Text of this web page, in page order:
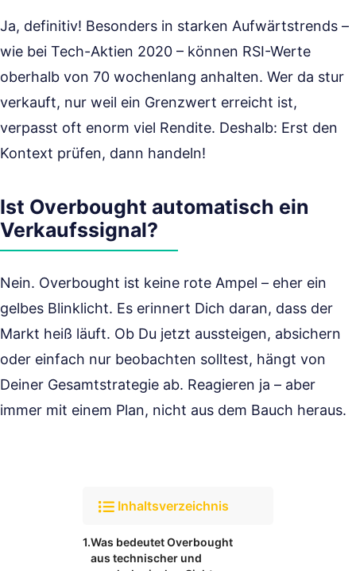
Ja, definitiv! Besonders in starken Aufwärtstrends –
wie bei Tech-Aktien 2020 – können RSI-Werte
oberhalb von 70 wochenlang anhalten. Wer da stur
verkauft, nur weil ein Grenzwert erreicht ist,
verpasst oft enorm viel Rendite. Deshalb: Erst den
Kontext prüfen, dann handeln!
Ist Overbought automatisch ein
Verkaufssignal?
Nein. Overbought ist keine rote Ampel – eher ein
gelbes Blinklicht. Es erinnert Dich daran, dass der
Markt heiß läuft. Ob Du jetzt aussteigen, absichern
oder einfach nur beobachten solltest, hängt von
Deiner Gesamtstrategie ab. Reagieren ja – aber
immer mit einem Plan, nicht aus dem Bauch heraus.
Inhaltsverzeichnis
Was bedeutet Overbought
aus technischer und